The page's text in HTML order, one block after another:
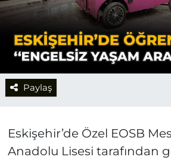
Paylaş
Eskişehir’de Özel EOSB
Anadolu Lisesi tarafından